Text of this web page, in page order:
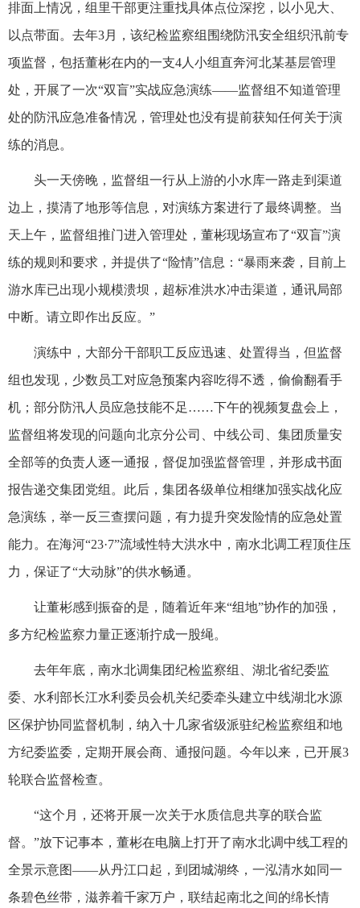
排面上情况，组里干部更注重找具体点位深挖，以小见大、
以点带面。去年3月，该纪检监察组围绕防汛安全组织汛前专
项监督，包括董彬在内的一支4人小组直奔河北某基层管理
处，开展了一次“双盲”实战应急演练——监督组不知道管理
处的防汛应急准备情况，管理处也没有提前获知任何关于演
练的消息。
头一天傍晚，监督组一行从上游的小水库一路走到渠道
边上，摸清了地形等信息，对演练方案进行了最终调整。当
天上午，监督组推门进入管理处，董彬现场宣布了“双盲”演
练的规则和要求，并提供了“险情”信息：“暴雨来袭，目前上
游水库已出现小规模溃坝，超标准洪水冲击渠道，通讯局部
中断。请立即作出反应。”
演练中，大部分干部职工反应迅速、处置得当，但监督
组也发现，少数员工对应急预案内容吃得不透，偷偷翻看手
机；部分防汛人员应急技能不足……下午的视频复盘会上，
监督组将发现的问题向北京分公司、中线公司、集团质量安
全部等的负责人逐一通报，督促加强监督管理，并形成书面
报告递交集团党组。此后，集团各级单位相继加强实战化应
急演练，举一反三查摆问题，有力提升突发险情的应急处置
能力。在海河“23·7”流域性特大洪水中，南水北调工程顶住压
力，保证了“大动脉”的供水畅通。
让董彬感到振奋的是，随着近年来“组地”协作的加强，
多方纪检监察力量正逐渐拧成一股绳。
去年年底，南水北调集团纪检监察组、湖北省纪委监
委、水利部长江水利委员会机关纪委牵头建立中线湖北水源
区保护协同监督机制，纳入十几家省级派驻纪检监察组和地
方纪委监委，定期开展会商、通报问题。今年以来，已开展3
轮联合监督检查。
“这个月，还将开展一次关于水质信息共享的联合监
督。”放下记事本，董彬在电脑上打开了南水北调中线工程的
全景示意图——从丹江口起，到团城湖终，一泓清水如同一
条碧色丝带，滋养着千家万户，联结起南北之间的绵长情